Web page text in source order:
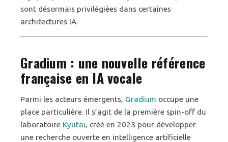
sont désormais privilégiées dans certaines
architectures IA.
Gradium : une nouvelle référence
française en IA vocale
Parmi les acteurs émergents, Gradium occupe une
place particulière. Il s’agit de la première spin-off du
laboratoire Kyutai, créé en 2023 pour développer
une recherche ouverte en intelligence artificielle